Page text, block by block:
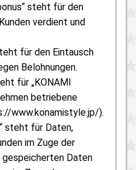
steht für den
verdient und
für den Eintausch
Belohnungen.
für „KONAMI
betriebene
www.konamistyle.jp/).
steht für Daten,
im Zuge der
gespeicherten Daten